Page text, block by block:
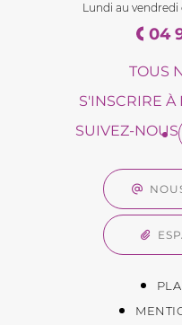
Lundi au vendredi
04
TOUS
S'INSCRIRE À
SUIVEZ-NOUS